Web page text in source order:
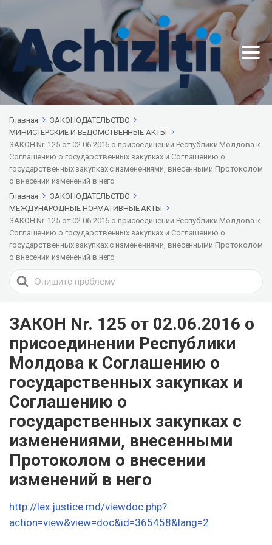
Главная
ЗАКОНОДАТЕЛЬСТВО
МИНИСТЕРСКИЕ И ВЕДОМСТВЕННЫЕ АКТЫ
ЗАКОН Nr. 125 от 02.06.2016 о присоединении Республики Молдова к
Соглашению о государственных закупках и Соглашению о
государственных закупках с изменениями, внесенными Протоколом
о внесении изменений в него
Главная
ЗАКОНОДАТЕЛЬСТВО
МЕЖДУНАРОДНЫЕ НОРМАТИВНЫЕ АКТЫ
ЗАКОН Nr. 125 от 02.06.2016 о присоединении Республики Молдова к
Соглашению о государственных закупках и Соглашению о
государственных закупках с изменениями, внесенными Протоколом
о внесении изменений в него
Search
For
ЗАКОН Nr. 125 от 02.06.2016 о
присоединении Республики
Молдова к Соглашению о
государственных закупках и
Соглашению о
государственных закупках с
изменениями, внесенными
Протоколом о внесении
изменений в него
http://lex.justice.md/viewdoc.php?
action=view&view=doc&id=365458&lang=2